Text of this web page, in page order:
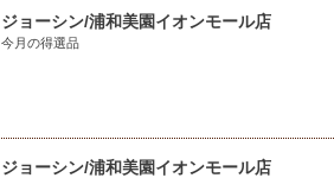
ジョーシン/浦和美園イオンモール店
今月の得選品
ジョーシン/浦和美園イオンモール店